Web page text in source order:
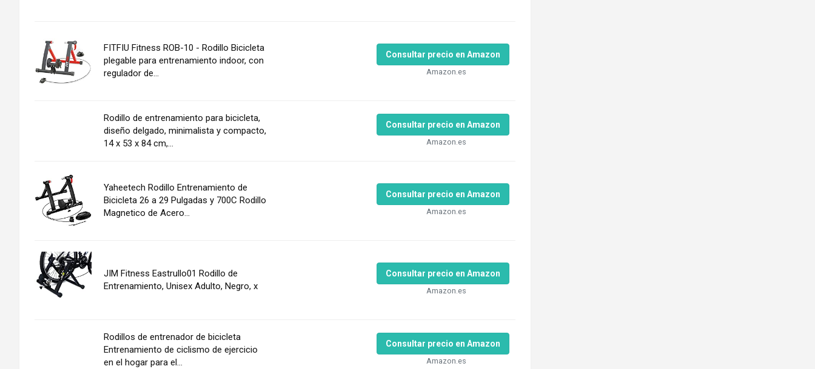
FITFIU Fitness ROB-10 - Rodillo Bicicleta
plegable para entrenamiento indoor, con
regulador de...
Consultar precio en Amazon
Amazon.es
Rodillo de entrenamiento para bicicleta,
diseño delgado, minimalista y compacto,
14 x 53 x 84 cm,...
Consultar precio en Amazon
Amazon.es
Yaheetech Rodillo Entrenamiento de
Bicicleta 26 a 29 Pulgadas y 700C Rodillo
Magnetico de Acero...
Consultar precio en Amazon
Amazon.es
JIM Fitness Eastrullo01 Rodillo de
Entrenamiento, Unisex Adulto, Negro, x
Consultar precio en Amazon
Amazon.es
Rodillos de entrenador de bicicleta
Entrenamiento de ciclismo de ejercicio
en el hogar para el...
Consultar precio en Amazon
Amazon.es